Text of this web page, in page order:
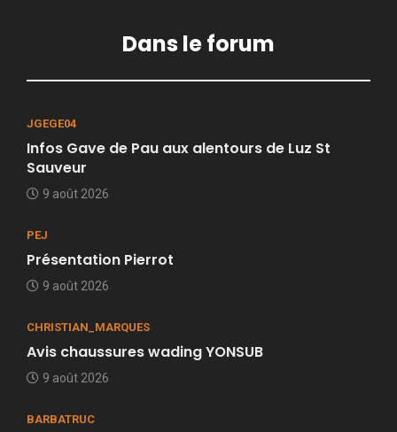
Dans le forum
JGEGE04
Infos Gave de Pau aux alentours de Luz St
Sauveur
9 août 2026
PEJ
Présentation Pierrot
9 août 2026
CHRISTIAN_MARQUES
Avis chaussures wading YONSUB
9 août 2026
BARBATRUC